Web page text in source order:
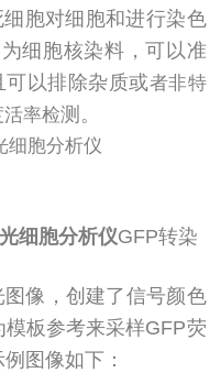
胞对细胞和进行染色
细胞核染料，可以准
以排除杂质或者非特
活率检测。
细胞分析仪GFP转染
像，创建了信号颜色
板参考来采样GFP荧
图像如下：